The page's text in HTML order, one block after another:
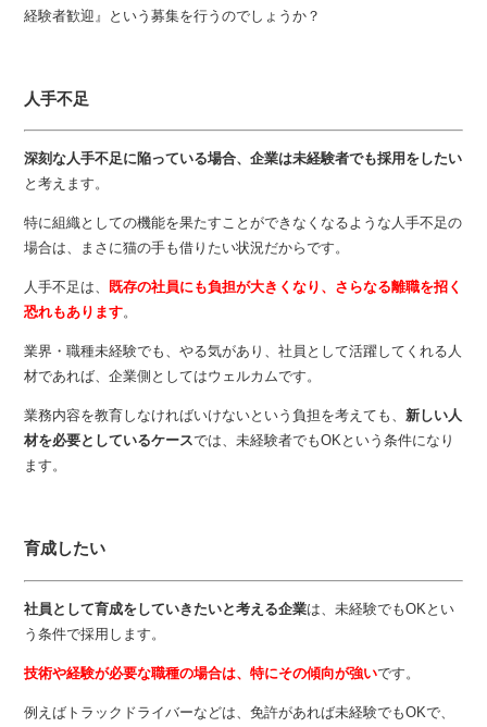
経験者歓迎』という募集を行うのでしょうか？
人手不足
深刻な人手不足に陥っている場合、企業は未経験者でも採用をしたい
と考えます。
特に組織としての機能を果たすことができなくなるような人手不足の
場合は、まさに猫の手も借りたい状況だからです。
人手不足は、
既存の社員にも負担が大きくなり、さらなる離職を招く
恐れもあります。
業界・職種未経験でも、やる気があり、社員として活躍してくれる人
材であれば、企業側としてはウェルカムです。
業務内容を教育しなければいけないという負担を考えても、新しい人
材を必要としているケースでは、未経験者でもOKという条件になり
ます。
育成したい
社員として育成をしていきたいと考える企業は、未経験でもOKとい
う条件で採用します。
技術や経験が必要な職種の場合は、特にその傾向が強いです。
例えばトラックドライバーなどは、免許があれば未経験でもOKで、